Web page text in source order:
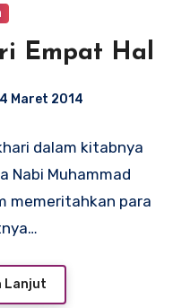
Empat Hal
Maret 2014
dalam kitabnya
Nabi Muhammad
memeritahkan para
Lanjut